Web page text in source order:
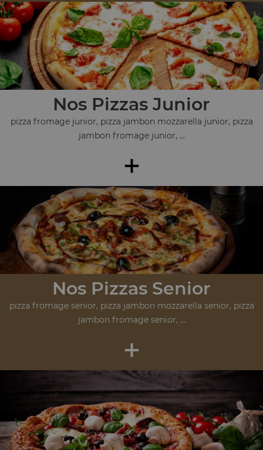
Nos Pizzas Junior
pizza fromage junior, pizza jambon mozzarella junior, pizza
jambon fromage junior, ...
+
Nos Pizzas Senior
pizza fromage senior, pizza jambon mozzarella senior, pizza
jambon fromage senior, ...
+